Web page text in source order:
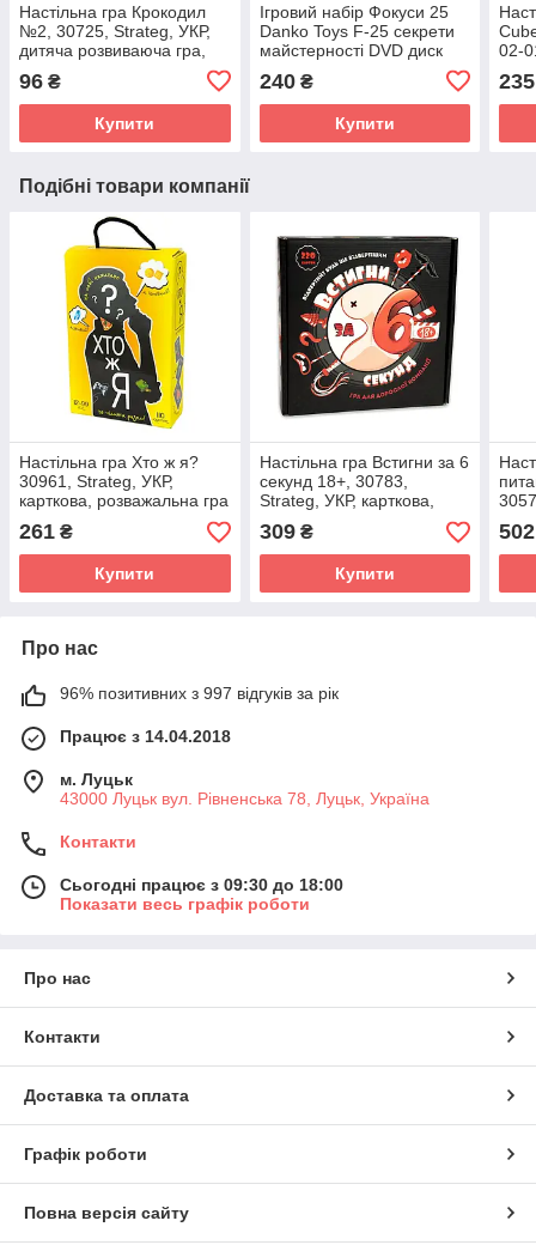
Настільна гра Крокодил
№2, 30725, Strateg, УКР,
дитяча розвиваюча гра,
96 ₴
Купити
Ігровий набір Фокуси 25
Danko Toys F-25 секрети
майстерності DVD диск
розвиваюча для дітей
240₴
Купити
02-
235
Подібні товари компанії
Настільна гра Хто ж я?
30961, Strateg, УКР,
карткова, розважальна гра
для компанії
261 ₴
Купити
Настільна гра Встигни за 6
секунд 18+, 30783,
Strateg, УКР, карткова,
розвиваюча гра для
дорослої компанії
309₴
Купити
502
Про нас
96% позитивних з 997 відгуків за рік
Працює з 14.04.2018
м. Луцьк
43000 Луцьк вул. Рівненська 78, Луцьк, Україна
Контакти
Сьогодні працює з 09:30 до 18:00
Показати весь графік роботи
Про нас
Контакти
Доставка та оплата
Графік роботи
Повна версія сайту